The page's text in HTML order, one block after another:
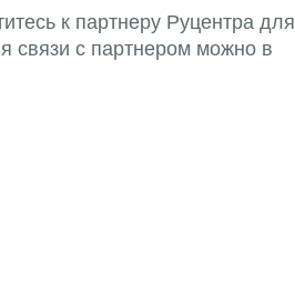
к партнеру Руцентра для
связи с партнером можно в